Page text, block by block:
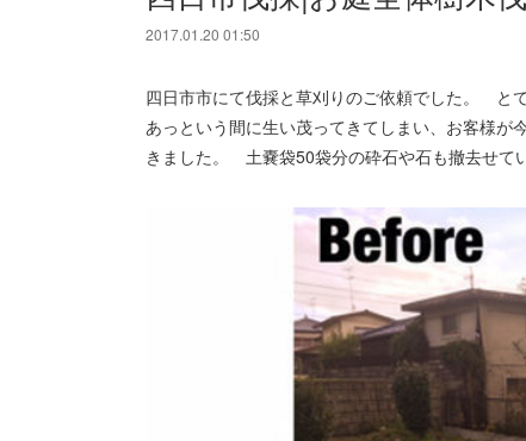
2017.01.20 01:50
四日市市にて伐採と草刈りのご依頼でした。 と
あっという間に生い茂ってきてしまい、お客様が
きました。 土嚢袋50袋分の砕石や石も撤去せて